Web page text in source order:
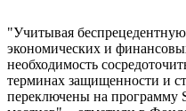
"Учитывая
экономических и
необходимость
терминах защищенности и
переключены на программу